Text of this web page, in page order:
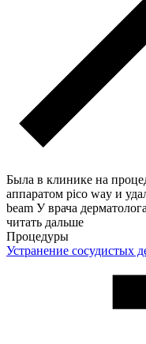
Была в клинике на
аппаратом pico way и
beam У врача
читать дальше
Процедуры
Устранение сосудистых